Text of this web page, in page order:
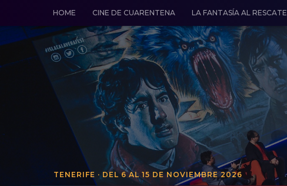
HOME CINE DE CUARENTENA LA FANTASÍA AL RESCATE
TENERIFE · DEL 6 AL 15 DE NOVIEMBRE 2026